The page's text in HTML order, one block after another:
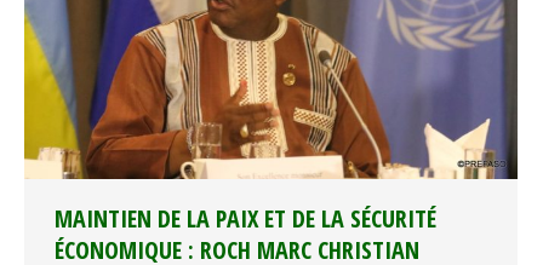
MAINTIEN DE LA PAIX ET DE LA SÉCURITÉ
ÉCONOMIQUE : ROCH MARC CHRISTIAN